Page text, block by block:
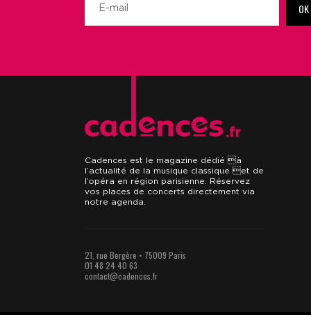
OK
.fr
Cadences est le magazine dédié à
l’actualité de la musique classique et de
l’opéra en région parisienne. Réservez
vos places de concerts directement via
notre agenda.
21, rue Bergère • 75009 Paris
01 48 24 40 63
contact@cadences.fr